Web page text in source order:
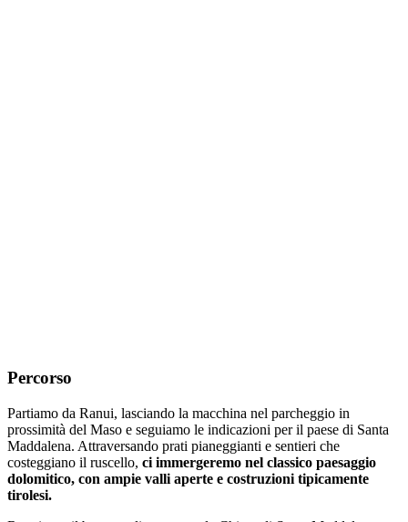
Percorso
Partiamo da Ranui, lasciando la macchina nel parcheggio in
prossimità del Maso e seguiamo le indicazioni per il paese di Santa
Maddalena. Attraversando prati pianeggianti e sentieri che
costeggiano il ruscello, ci immergeremo nel classico paesaggio
dolomitico, con ampie valli aperte e costruzioni tipicamente
tirolesi.